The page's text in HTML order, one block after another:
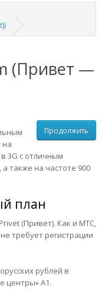
(Привет —
Продолжить
на
3G с отличным
а также на частоте 900
план
(Привет). Как и МТС,
требует регистрации
рублей в
центры» А1.